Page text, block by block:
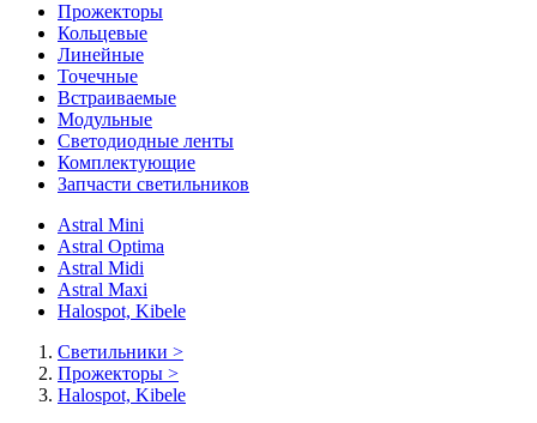
Прожекторы
Кольцевые
Линейные
Точечные
Встраиваемые
Модульные
Светодиодные ленты
Комплектующие
Запчасти светильников
Astral Mini
Astral Optima
Astral Midi
Astral Maxi
Halospot, Kibele
Cветильники >
Прожекторы >
Halospot, Kibele